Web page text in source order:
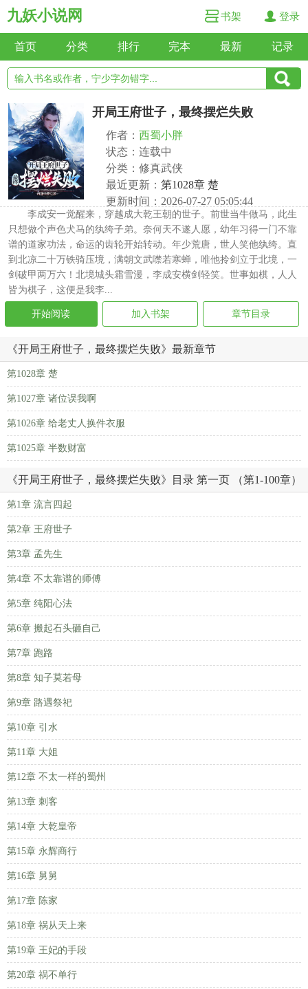
九妖小说网 书架 登录
首页 分类 排行 完本 最新 记录
开局王府世子，最终摆烂失败
作者： 西蜀小胖
状态：连载中
分类：修真武侠
最近更新： 第1028章 楚
更新时间：2026-07-27 05:05:44
李成安一觉醒来，穿越成大乾王朝的世子。前世当牛做马，此生
只想做个声色犬马的纨绔子弟。奈何天不遂人愿，幼年习得一门不靠
谱的道家功法，命运的齿轮开始转动。年少荒唐，世人笑他纨绔。直
到北凉二十万铁骑压境，满朝文武噤若寒蝉，唯他拎剑立于北境，一
剑破甲两万六！北境城头霜雪漫，李成安横剑轻笑。世事如棋，人人
皆为棋子，这便是我李...
开始阅读 加入书架 章节目录
《开局王府世子，最终摆烂失败》最新章节
第1028章 楚
第1027章 诸位误我啊
第1026章 给老丈人换件衣服
第1025章 半数财富
《开局王府世子，最终摆烂失败》目录 第一页 （第1-100章）
第1章 流言四起
第2章 王府世子
第3章 孟先生
第4章 不太靠谱的师傅
第5章 纯阳心法
第6章 搬起石头砸自己
第7章 跑路
第8章 知子莫若母
第9章 路遇祭祀
第10章 引水
第11章 大姐
第12章 不太一样的蜀州
第13章 刺客
第14章 大乾皇帝
第15章 永辉商行
第16章 舅舅
第17章 陈家
第18章 祸从天上来
第19章 王妃的手段
第20章 祸不单行